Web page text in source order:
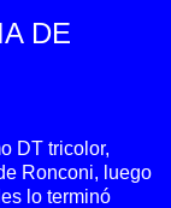
DE
DT tricolor,
Ronconi, luego
lo terminó